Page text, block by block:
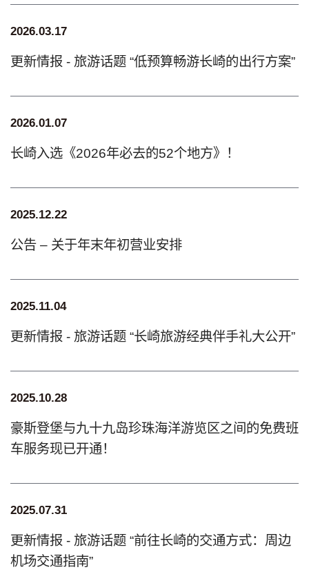
2026.03.17
更新情报 - 旅游话题 “低预算畅游长崎的出行方案”
2026.01.07
长崎入选《2026年必去的52个地方》！
2025.12.22
公告 – 关于年末年初营业安排
2025.11.04
更新情报 - 旅游话题 “长崎旅游经典伴手礼大公开”
2025.10.28
豪斯登堡与九十九岛珍珠海洋游览区之间的免费班
车服务现已开通！
2025.07.31
更新情报 - 旅游话题 “前往长崎的交通方式：周边
机场交通指南”